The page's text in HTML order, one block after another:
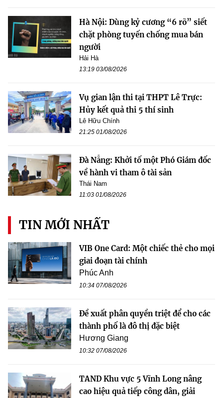
Hà Nội: Dùng kỷ cương “6 rõ” siết
chặt phòng tuyến chống mua bán
người
Hải Hà
13:19 03/08/2026
Vụ gian lận thi tại THPT Lê Trực:
Hủy kết quả thi 5 thí sinh
Lê Hữu Chính
21:25 01/08/2026
Đà Nẵng: Khởi tố một Phó Giám đốc
về hành vi tham ô tài sản
Thái Nam
11:03 01/08/2026
TIN MỚI NHẤT
VIB One Card: Một chiếc thẻ cho mọi
giai đoạn tài chính
Phúc Anh
10:34 07/08/2026
Đề xuất phân quyền triệt để cho các
thành phố là đô thị đặc biệt
Hương Giang
10:32 07/08/2026
TAND Khu vực 5 Vĩnh Long nâng
cao hiệu quả tiếp công dân, giải